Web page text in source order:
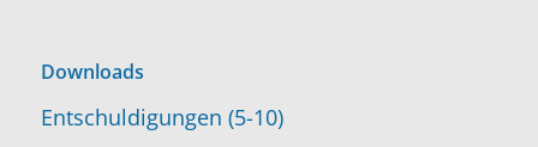
Downloads
Entschuldigungen (5-10)